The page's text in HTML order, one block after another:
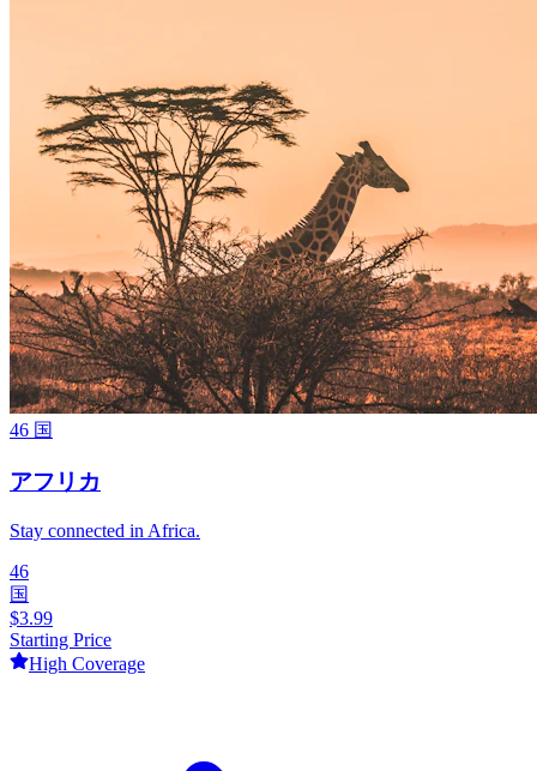
46 国
アフリカ
Stay connected in Africa.
46
国
$3.99
Starting Price
High Coverage